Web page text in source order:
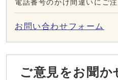
電話番号のかけ間違いにご注
お問い合わせフォーム
ご意見をお聞か